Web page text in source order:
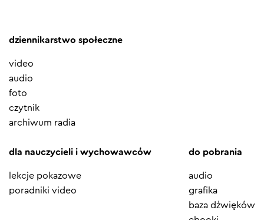
dziennikarstwo społeczne
video
audio
foto
czytnik
archiwum radia
dla nauczycieli i wychowawców
lekcje pokazowe
poradniki video
do pobrania
audio
grafika
baza dźwięków